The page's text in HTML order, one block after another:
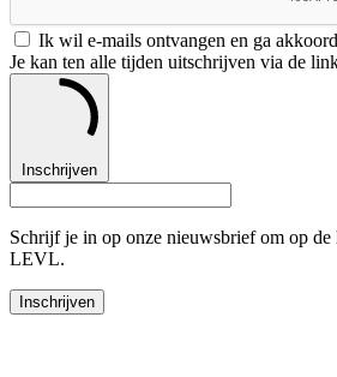
Ik wil e-mails ontvangen en ga
Je kan ten alle tijden uitschrijven via de
Inschrijven
Schrijf je in op onze nieuwsbrief om op de
LEVL.
Inschrijven